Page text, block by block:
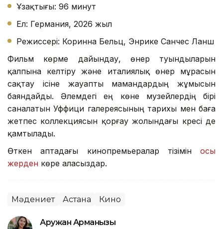
Ұзақтығы: 96 минут
Ел: Германия, 2026 жыл
Режиссері: Коринна Бельц, Энрике Санчес Ланш
Фильм көрме дайындау, өнер туындыларын
қалпына келтіру және италиялық өнер мұрасын
сақтау ісіне жауапты мамандардың жұмысын
баяндайды. Әлемдегі ең көне музейлердің бірі
саналатын Уффици галереясының тарихы мен баға
жетпес коллекциясын қорғау жолындағы күресі де
қамтылады.
Өткен аптадағы кинопремьералар тізімін осы
жерден көре аласыздар.
Мәдениет Астана Кино
Аружан Арманқызы